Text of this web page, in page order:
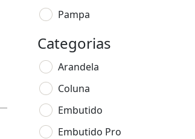
Pampa
Categorias
Arandela
Coluna
Embutido
Embutido Pro